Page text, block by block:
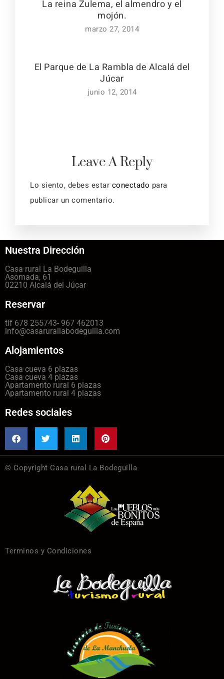
La reina Zulema, el almendro y el
mojón.
marzo 27, 2014
El Parque de La Rambla de Alcalá del
Júcar
junio 12, 2014
Leave A Reply
Lo siento, debes estar conectado para
publicar un comentario.
Nuestra Dirección
Casa rural La Bodeguilla
Asomada, 61
02210 Alcalá del Júcar
Reservar
tlf 678 255743- 967 462013
info@casarurallabodeguilla.com
Alojamientos
Casa cueva 6 plazas
Casa cueva 4 plazas
Apartamento rural 6 plazas
Apartamento rural 4 plazas
Redes sociales
© Copyright Casa rural La Bodeguilla
Terminos y Condiciones